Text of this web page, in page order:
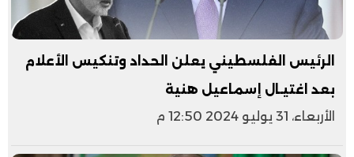
الرئيس الفلسطيني يعلن الحداد وتنكيس الأعلام
بعد اغتيـال إسماعيل هنية
الأربعاء، 31 يوليو 2024 12:50 م